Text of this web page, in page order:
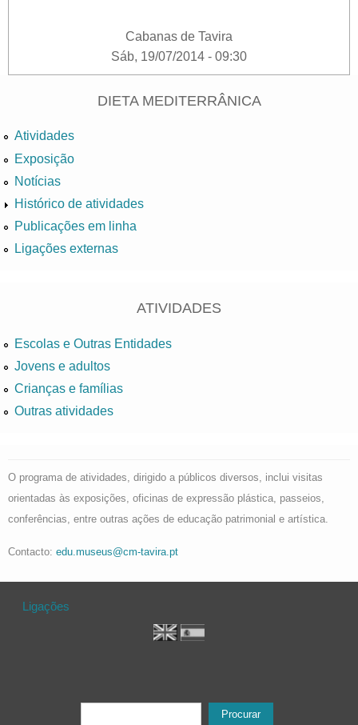
Cabanas de Tavira
Sáb, 19/07/2014 - 09:30
DIETA MEDITERRÂNICA
Atividades
Exposição
Notícias
Histórico de atividades
Publicações em linha
Ligações externas
ATIVIDADES
Escolas e Outras Entidades
Jovens e adultos
Crianças e famílias
Outras atividades
O programa de atividades, dirigido a públicos diversos, inclui visitas
orientadas às exposições, oficinas de expressão plástica, passeios,
conferências, entre outras ações de educação patrimonial e artística.
Contacto: edu.museus@cm-tavira.pt
Ligações
Formulário de procura